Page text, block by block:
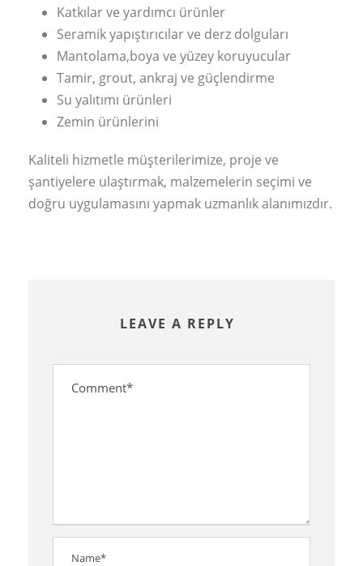
Katkılar ve yardımcı ürünler
Seramik yapıştırıcılar ve derz dolguları
Mantolama,boya ve yüzey koruyucular
Tamir, grout, ankraj ve güçlendirme
Su yalıtımı ürünleri
Zemin ürünlerini
Kaliteli hizmetle müşterilerimize, proje ve
şantiyelere ulaştırmak, malzemelerin seçimi ve
doğru uygulamasını yapmak uzmanlık alanımızdır.
LEAVE A REPLY